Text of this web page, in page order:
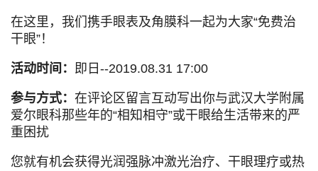
在这里，我们携手眼表及角膜科一起为大家“免费治
干眼”！
活动时间： 即日--2019.08.31 17:00
参与方式： 在评论区留言互动写出你与武汉大学附属
爱尔眼科那些年的“相知相守”或干眼给生活带来的严
重困扰
您就有机会获得光润强脉冲激光治疗、干眼理疗或热